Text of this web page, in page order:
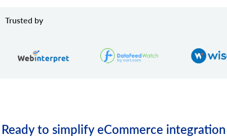
Trusted by
Ready to simplify eCommerce integration